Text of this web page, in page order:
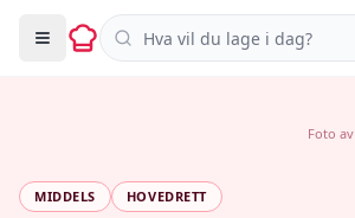
Søk i oppskrifter
MIDDELS HOVEDRETT
Foto av